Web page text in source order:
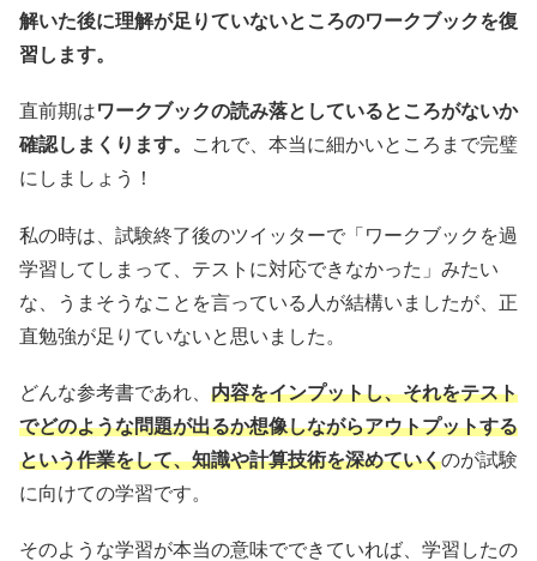
解いた後に理解が足りていないところのワークブックを復
習します。
直前期はワークブックの読み落としているところがないか
確認しまくります。
これで、本当に細かいところまで完璧
にしましょう！
私の時は、試験終了後のツイッターで「ワークブックを過
学習してしまって、テストに対応できなかった」みたい
な、うまそうなことを言っている人が結構いましたが、正
直勉強が足りていないと思いました。
どんな参考書であれ、 内容をインプットし、それをテスト
でどのような問題が出るか想像しながらアウトプットする
という作業をして、知識や計算技術を深めていくのが試験
に向けての学習です。
そのような学習が本当の意味でできていれば、学習したの